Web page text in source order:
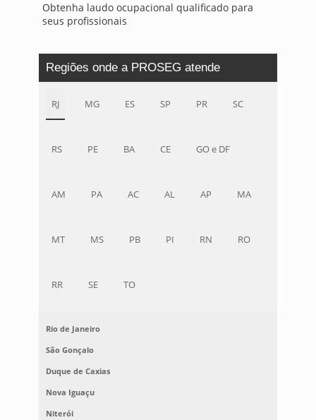
Obtenha laudo ocupacional qualificado para
seus profissionais
Regiões onde a PROSEG atende
RJ MG ES SP PR SC
RS PE BA CE GO e DF
AM PA AC AL AP MA
MT MS PB PI RN RO
RR SE TO
Rio de Janeiro
São Gonçalo
Duque de Caxias
Nova Iguaçu
Niterói